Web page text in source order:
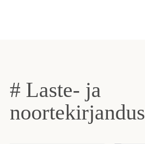
# Laste- ja
noortekirjandus